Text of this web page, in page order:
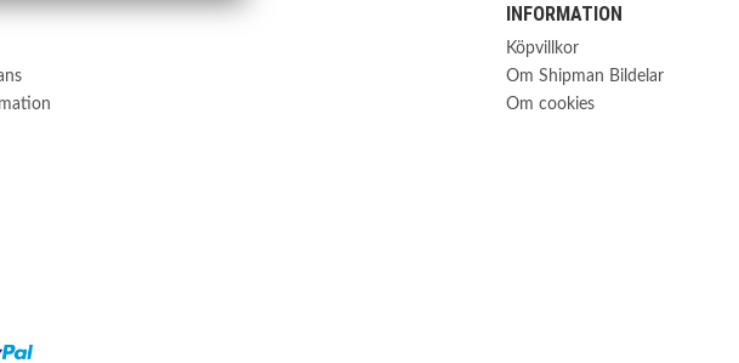
INFORMATION
Köpvillkor
Om Shipman Bildelar
Om cookies